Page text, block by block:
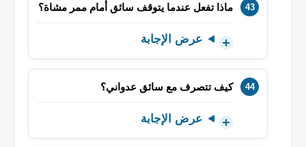
ماذا تفعل عندما يتوقف سائق أمام ممر مشاة؟
عرض الإجابة
كيف تتصرف مع سائق عدواني؟
عرض الإجابة